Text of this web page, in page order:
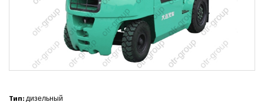
Тип: дизельный